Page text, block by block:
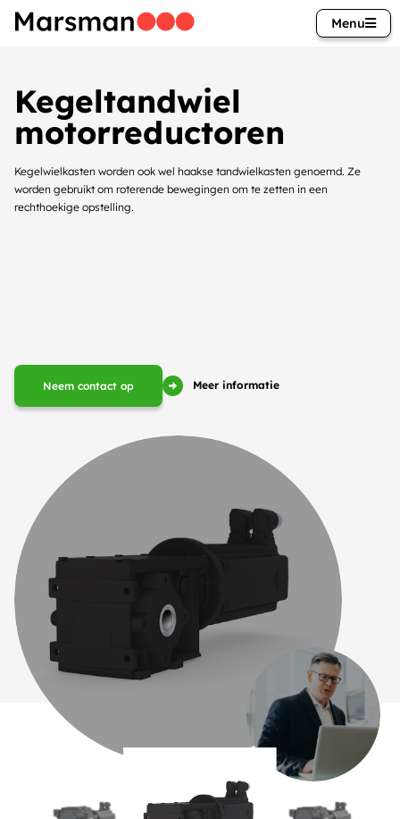
Menu
Kegeltandwiel
motorreductoren
Kegelwielkasten worden ook wel haakse tandwielkasten genoemd. Ze
worden gebruikt om roterende bewegingen om te zetten in een
rechthoekige opstelling.
Neem contact op Meer informatie